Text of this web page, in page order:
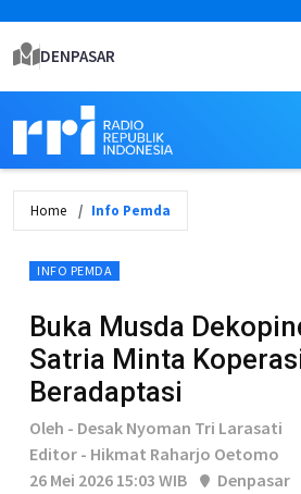
DENPASAR
Home Info Pemda
INFO PEMDA
Buka Musda
Satria Minta
Beradaptasi
Oleh - Desak Nyoman Tri Larasati
Editor - Hikmat Raharjo Oetomo
26 Mei 2026 15:03 WIB
Denpasar